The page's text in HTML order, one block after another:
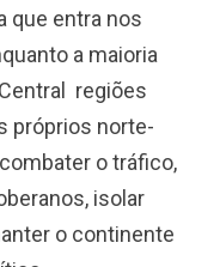
que entra nos
a maioria
regiões
próprios norte-
o tráfico,
isolar
o continente